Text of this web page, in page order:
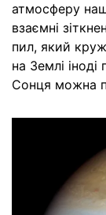
атмосферу
взаємні
пил, який
на Землі
Сонця можна